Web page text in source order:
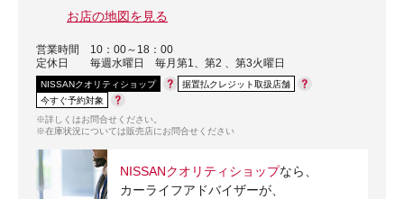
お店の地図を見る
営業時間
10：00～18：00
定休日
毎週水曜日 毎月第1、第2 、第3火曜日
NISSANクオリティショップ
据置払クレジット取扱店舗
今すぐ予約対象
※詳しくはお問合せください。
※在庫状況については販売店にお問合せください
NISSANクオリティショップなら、
カーライフアドバイザーが、